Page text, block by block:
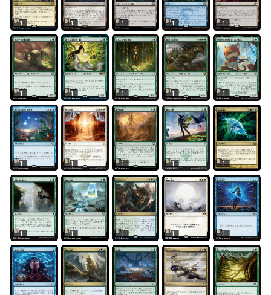
1 1 1 1 1
1 1 1 1 1
1 1 1 1 1
1 1 1 1 1